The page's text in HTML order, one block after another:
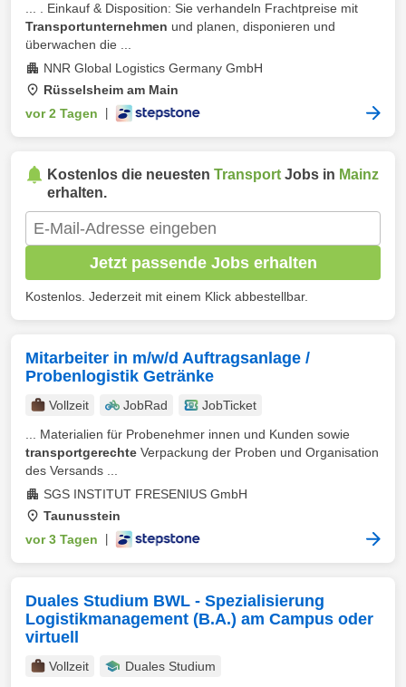
... . Einkauf & Disposition: Sie verhandeln Frachtpreise mit
Transportunternehmen und planen, disponieren und
überwachen die ...
NNR Global Logistics Germany GmbH
Rüsselsheim am Main
vor 2 Tagen
Kostenlos die neuesten Transport Jobs in Mainz
erhalten.
Jetzt passende Jobs erhalten
Kostenlos. Jederzeit mit einem Klick abbestellbar.
Mitarbeiter in m/w/d Auftragsanlage /
Probenlogistik Getränke
Vollzeit JobRad
JobTicket
... Materialien für Probenehmer innen und Kunden sowie
transportgerechte Verpackung der Proben und Organisation
des Versands ...
SGS INSTITUT FRESENIUS GmbH
Taunusstein
vor 3 Tagen
Duales Studium BWL - Spezialisierung
Logistikmanagement (B.A.) am Campus oder
virtuell
Vollzeit Duales Studium